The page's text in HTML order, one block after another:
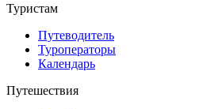
Туристам
Путеводитель
Туроператоры
Календарь
Путешествия